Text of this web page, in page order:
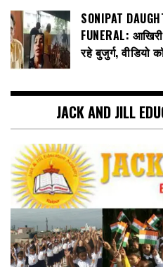
SONIPAT
FUNERAL:
रहे बुजुर्ग, वीडियो
JACK AND JILL